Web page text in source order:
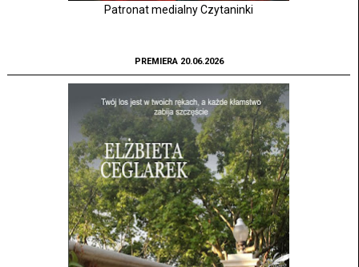
Patronat medialny Czytaninki
PREMIERA 20.06.2026